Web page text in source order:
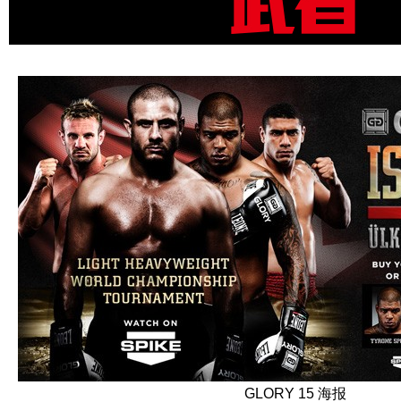
GLORY 15 海报